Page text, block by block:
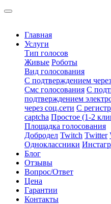
Главная
Услуги
Тип голосов
Живые Роботы
Вид голосования
С подтверждением
Смс голосования С
подтверждением
через соц.сети С
captcha Простое (1-2
Площадка голосования
Добродел Twitch Twitter
Одноклассники
Блог
Отзывы
Вопрос/Ответ
Цена
Гарантии
Контакты